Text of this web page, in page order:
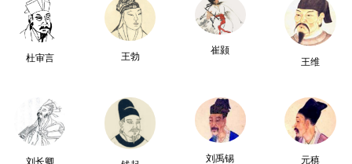
杜审言 王勃
崔颢
王维
刘长卿 刘禹锡 元稹